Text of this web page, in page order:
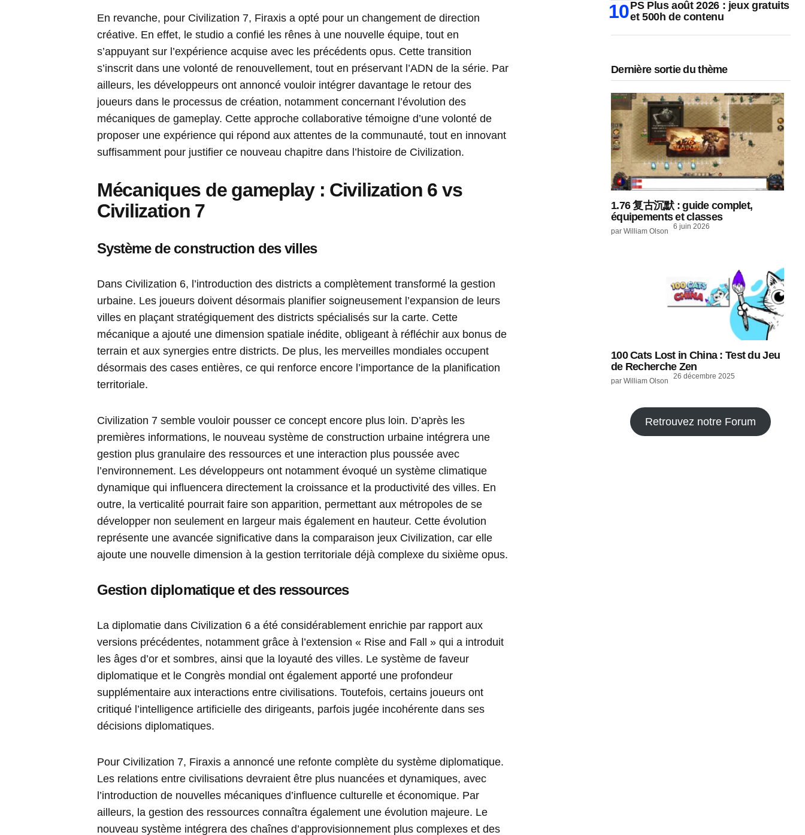
En revanche, pour Civilization 7, Firaxis a opté pour un changement de direction
créative. En effet, le studio a confié les rênes à une nouvelle équipe, tout en
s’appuyant sur l’expérience acquise avec les précédents opus. Cette transition
s’inscrit dans une volonté de renouvellement, tout en préservant l’ADN de la série. Par
ailleurs, les développeurs ont annoncé vouloir intégrer davantage le retour des
joueurs dans le processus de création, notamment concernant l’évolution des
mécaniques de gameplay. Cette approche collaborative témoigne d’une volonté de
proposer une expérience qui répond aux attentes de la communauté, tout en innovant
suffisamment pour justifier ce nouveau chapitre dans l’histoire de Civilization.
Mécaniques de gameplay : Civilization 6 vs
Civilization 7
Système de construction des villes
Dans Civilization 6, l’introduction des districts a complètement transformé la gestion
urbaine. Les joueurs doivent désormais planifier soigneusement l’expansion de leurs
villes en plaçant stratégiquement des districts spécialisés sur la carte. Cette
mécanique a ajouté une dimension spatiale inédite, obligeant à réfléchir aux bonus de
terrain et aux synergies entre districts. De plus, les merveilles mondiales occupent
désormais des cases entières, ce qui renforce encore l’importance de la planification
territoriale.
Civilization 7 semble vouloir pousser ce concept encore plus loin. D’après les
premières informations, le nouveau système de construction urbaine intégrera une
gestion plus granulaire des ressources et une interaction plus poussée avec
l’environnement. Les développeurs ont notamment évoqué un système climatique
dynamique qui influencera directement la croissance et la productivité des villes. En
outre, la verticalité pourrait faire son apparition, permettant aux métropoles de se
développer non seulement en largeur mais également en hauteur. Cette évolution
représente une avancée significative dans la comparaison jeux Civilization, car elle
ajoute une nouvelle dimension à la gestion territoriale déjà complexe du sixième opus.
Gestion diplomatique et des ressources
La diplomatie dans Civilization 6 a été considérablement enrichie par rapport aux
versions précédentes, notamment grâce à l’extension « Rise and Fall » qui a introduit
les âges d’or et sombres, ainsi que la loyauté des villes. Le système de faveur
diplomatique et le Congrès mondial ont également apporté une profondeur
supplémentaire aux interactions entre civilisations. Toutefois, certains joueurs ont
critiqué l’intelligence artificielle des dirigeants, parfois jugée incohérente dans ses
décisions diplomatiques.
Pour Civilization 7, Firaxis a annoncé une refonte complète du système diplomatique.
Les relations entre civilisations devraient être plus nuancées et dynamiques, avec
l’introduction de nouvelles mécaniques d’influence culturelle et économique. Par
ailleurs, la gestion des ressources connaîtra également une évolution majeure. Le
nouveau système intégrera des chaînes d’approvisionnement plus complexes et des
PS Plus août 2026 : jeux gratuits
et 500h de contenu
Dernière sortie du thème
1.76 复古沉默 : guide complet,
équipements et classes
par William Olson
6 juin 2026
100 Cats Lost in China : Test du Jeu
de Recherche Zen
par William Olson
26 décembre 2025
Retrouvez notre Forum